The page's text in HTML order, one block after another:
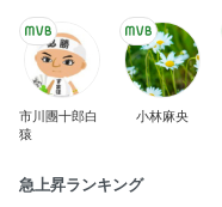
市川團十郎白
猿
小林麻央
急上昇ランキング